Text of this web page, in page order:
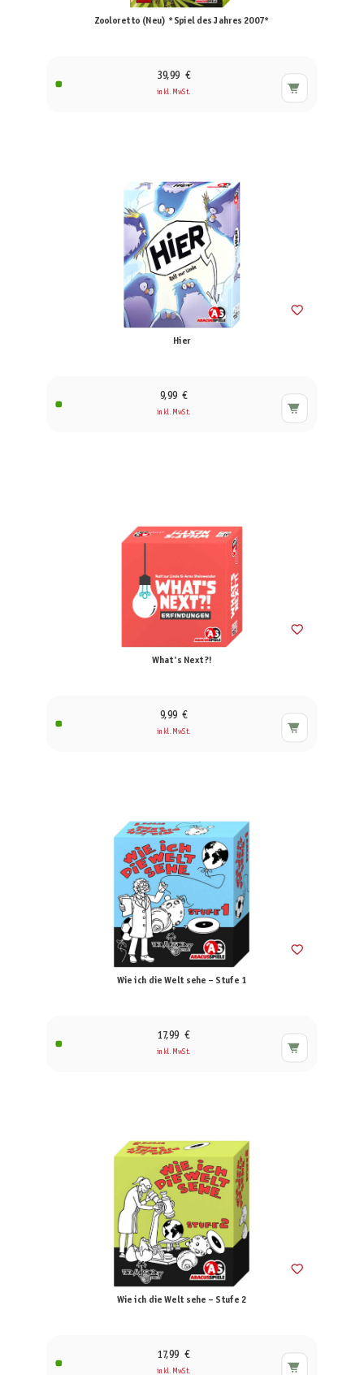
Zooloretto (Neu) *Spiel des Jahres 2007*
39,99 €
inkl. MwSt.
Hier
9,99 €
inkl. MwSt.
What's Next?!
9,99 €
inkl. MwSt.
Wie ich die Welt sehe – Stufe 1
17,99 €
inkl. MwSt.
Wie ich die Welt sehe – Stufe 2
17,99 €
inkl. MwSt.